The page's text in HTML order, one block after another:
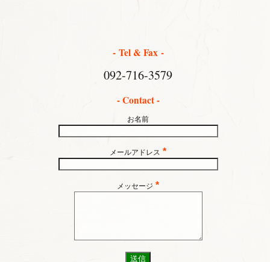
- Tel & Fax -
092-716-3579
- Contact -
お名前
メールアドレス *
メッセージ *